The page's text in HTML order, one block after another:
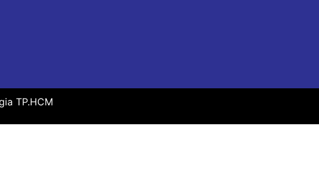
TP.HCM